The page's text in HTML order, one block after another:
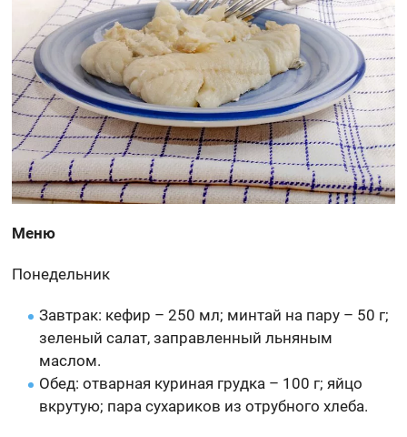
Меню
Понедельник
Завтрак: кефир – 250 мл; минтай на пару – 50 г;
зеленый салат, заправленный льняным
маслом.
Обед: отварная куриная грудка – 100 г; яйцо
вкрутую; пара сухариков из отрубного хлеба.